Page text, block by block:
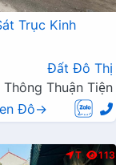
Trục Kinh
Đất Đô Thị
Thuận Tiện
Đô→
T 113